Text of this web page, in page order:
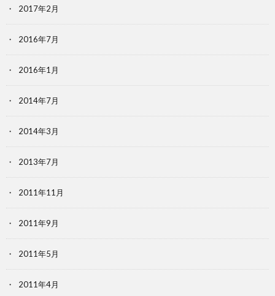
2017年2月
2016年7月
2016年1月
2014年7月
2014年3月
2013年7月
2011年11月
2011年9月
2011年5月
2011年4月